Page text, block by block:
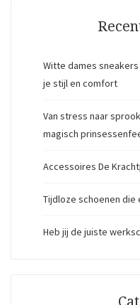
Witte dames
je stijl en comfort
Van stress naar
magisch
Accessoires De
Tijdloze schoenen
Heb jij de juiste